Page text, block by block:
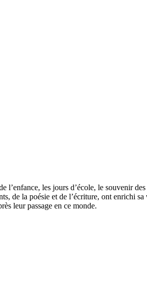
l’enfance, les jours d’école, le souvenir des
de la poésie et de l’écriture, ont enrichi
leur passage en ce monde.